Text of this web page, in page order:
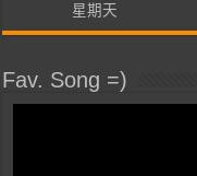
星期天
Fav. Song =)